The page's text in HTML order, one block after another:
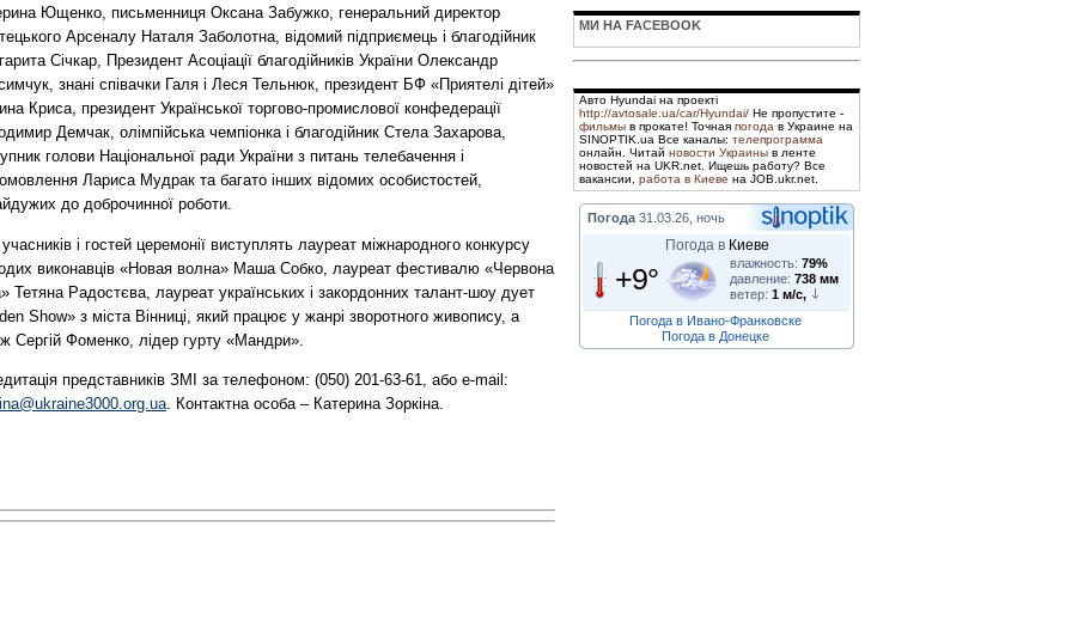
Ющенко, письменниця Оксана Забужко, генеральний директор
Арсеналу Наталя Заболотна, відомий підприємець і благодійник
Січкар, Президент Асоціації благодійників України Олександр
знані співачки Галя і Леся Тельнюк, президент БФ «Приятелі дітей»
Криса, президент Української торгово-промислової конфедерації
Демчак, олімпійська чемпіонка і благодійник Стела Захарова,
голови Національної ради України з питань телебачення і
Лариса Мудрак та багато інших відомих особистостей,
до доброчинної роботи.
і гостей церемонії виступлять лауреат міжнародного конкурсу
виконавців «Новая волна» Маша Собко, лауреат фестивалю «Червона
Тетяна Радостєва, лауреат українських і закордонних талант-шоу дует
Show» з міста Вінниці, який працює у жанрі зворотного живопису, а
Сергій Фоменко, лідер гурту «Мандри».
представників ЗМІ за телефоном: (050) 201-63-61, або e-mail:
. Контактна особа – Катерина Зоркіна.
МИ НА FACEBOOK
Авто Hyundai на проекті
http://avtosale.ua/car/Hyundai/ Не пропустите -
фильмы в прокате! Точная погода в Украине на
SINOPTIK.ua Все каналы: телепрограмма
онлайн. Читай новости Украины в ленте
новостей на UKR.net. Ищешь работу? Все
вакансии, работа в Киеве на JOB.ukr.net.
Погода 31.03.26, ночь
Погода в Киеве
+9° влажность: 79%
давление: 738 мм
ветер: 1 м/с,
Погода в Ивано-Франковске
Погода в Донецке